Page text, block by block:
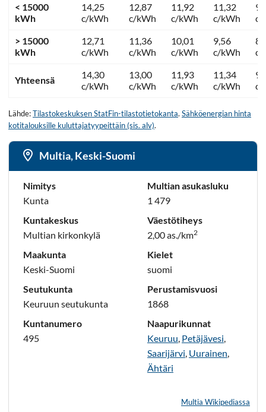
< 15000
kWh
14,25
c/kWh
12,87
c/kWh
11,92
c/kWh
11,32
c/kWh
c/
> 15000
kWh
12,71
c/kWh
11,36
c/kWh
10,01
c/kWh
9,56
c/kWh
c/
Yhteensä
14,30
c/kWh
13,00
c/kWh
11,93
c/kWh
11,34
c/kWh
c/
Lähde:Tilastokeskuksen StatFin-tilastotietokanta. Sähköenergian hinta
kotitalouksille kuluttajatyypeittäin (sis. alv).
Multia, Keski-Suomi
Nimitys
Kunta
Kuntakeskus
Multian kirkonkylä
Maakunta
Keski-Suomi
Seutukunta
Keuruun seutukunta
Kuntanumero
495
Multian asukasluku
1 479
Väestötiheys
2,00 as./km2
Kielet
suomi
Perustamisvuosi
1868
Naapurikunnat
Keuruu Petäjävesi
Saarijärvi Uurainen
Ähtäri
Multia Wikipediassa